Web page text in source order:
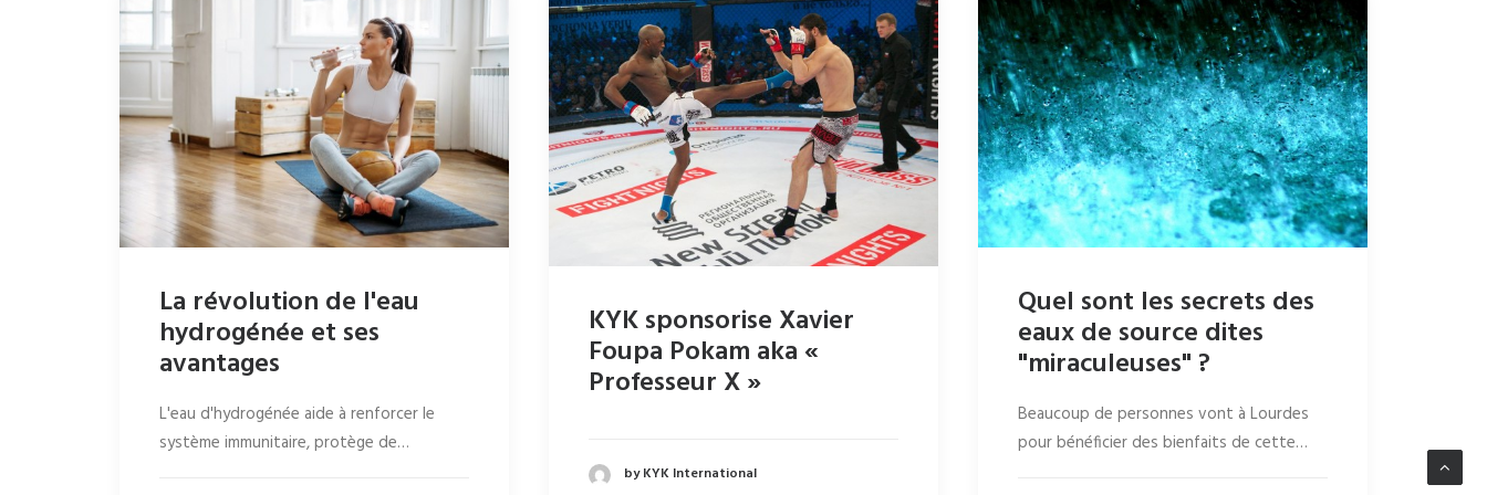
La révolution de l'eau
hydrogénée et ses
avantages
L'eau d'hydrogénée aide à renforcer le
système immunitaire, protège de…
KYK sponsorise Xavier
Foupa Pokam aka «
Professeur X »
by KYK International
Quel sont les secrets des
eaux de source dites
"miraculeuses" ?
Beaucoup de personnes vont à Lourdes
pour bénéficier des bienfaits de cette…